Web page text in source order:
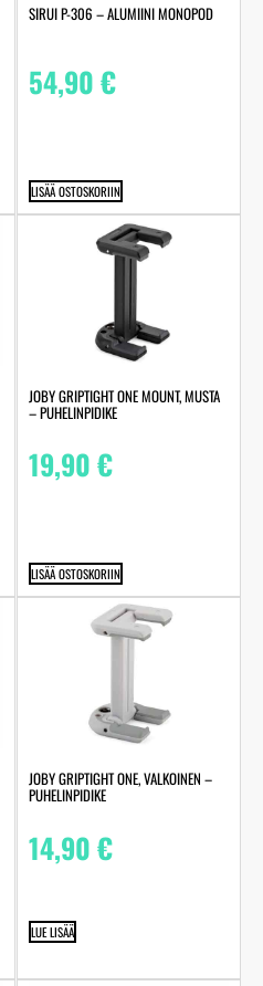
SIRUI P-306 – ALUMIINI MONOPOD
54,90€
LISÄÄ OSTOSKORIIN
JOBY GRIPTIGHT ONE MOUNT, MUSTA
– PUHELINPIDIKE
19,90€
LISÄÄ OSTOSKORIIN
JOBY GRIPTIGHT ONE, VALKOINEN –
PUHELINPIDIKE
14,90€
LUE LISÄÄ